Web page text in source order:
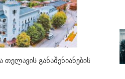
განაშენიანების